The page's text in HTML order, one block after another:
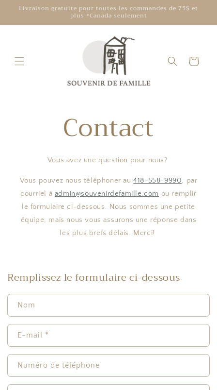
passer
Livraison gratuite pour toutes les commandes de 75$ et
plus *Canada seulement
Panier
Contact
Vous avez une question pour nous?
Vous pouvez nous téléphoner au418-558-9990, par
courriel à admin@souvenirdefamille.com ou remplir
le formulaire ci-dessous. Nous sommes une petite
équipe, mais nous vous assurons une réponse dans
les plus brefs délais. Merci!
Remplissez le formulaire ci-dessous
Nom
E-mail *
Numéro de téléphone